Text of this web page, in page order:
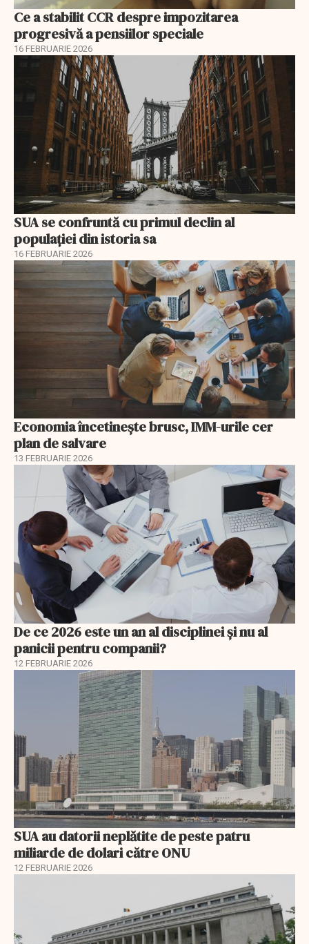
Ce a stabilit CCR despre impozitarea
progresivă a pensiilor speciale
16 FEBRUARIE 2026
SUA se confruntă cu primul declin al
populației din istoria sa
16 FEBRUARIE 2026
Economia încetinește brusc, IMM-urile cer
plan de salvare
13 FEBRUARIE 2026
De ce 2026 este un an al disciplinei și nu al
panicii pentru companii?
12 FEBRUARIE 2026
SUA au datorii neplătite de peste patru
miliarde de dolari către ONU
12 FEBRUARIE 2026